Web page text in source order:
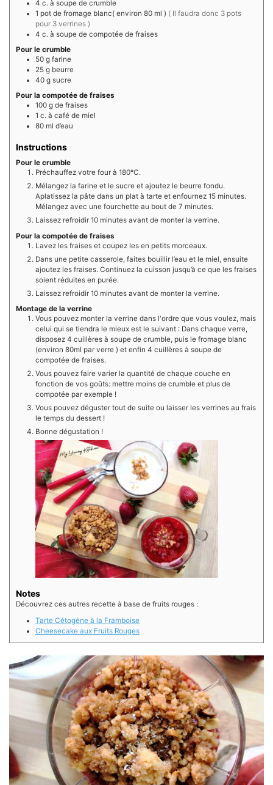
4 c. à soupe de crumble
1 pot de fromage blanc( environ 80 ml ) ( Il faudra donc 3 pots
pour 3 verrines )
4 c. à soupe de compotée de fraises
Pour le crumble
50 g farine
25 g beurre
40 g sucre
Pour la compotée de fraises
100 g de fraises
1 c. à café de miel
80 ml d’eau
Instructions
Pour le crumble
Préchauffez votre four à 180°C.
Mélangez la farine et le sucre et ajoutez le beurre fondu.
Aplatissez la pâte dans un plat à tarte et enfournez 15 minutes.
Mélangez avec une fourchette au bout de 7 minutes.
Laissez refroidir 10 minutes avant de monter la verrine.
Pour la compotée de fraises
Lavez les fraises et coupez les en petits morceaux.
Dans une petite casserole, faites bouillir l’eau et le miel, ensuite
ajoutez les fraises. Continuez la cuisson jusqu’à ce que les fraises
soient réduites en purée.
Laissez refroidir 10 minutes avant de monter la verrine.
Montage de la verrine
Vous pouvez monter la verrine dans l'ordre que vous voulez, mais
celui qui se tiendra le mieux est le suivant : Dans chaque verre,
disposez 4 cuillères à soupe de crumble, puis le fromage blanc
(environ 80ml par verre ) et enfin 4 cuillères à soupe de
compotée de fraises.
Vous pouvez faire varier la quantité de chaque couche en
fonction de vos goûts: mettre moins de crumble et plus de
compotée par exemple !
Vous pouvez déguster tout de suite ou laisser les verrines au frais
le temps du dessert !
Bonne dégustation !
Notes
Découvrez ces autres recette à base de fruits rouges :
Tarte Cétogène à la Framboise
Cheesecake aux Fruits Rouges